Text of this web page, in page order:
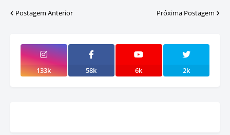
Postagem Anterior Próxima Postagem
133k 58k 6k 2k